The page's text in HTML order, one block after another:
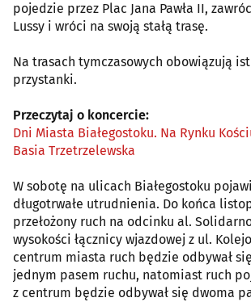
pojedzie przez Plac Jana Pawła II,
Lussy i wróci na swoją stałą trasę.
Na trasach tymczasowych obowiązują
przystanki.
Przeczytaj o koncercie:
Dni Miasta Białegostoku. Na Rynku
Basia Trzetrzelewska
W sobotę na ulicach Białegostoku
długotrwałe utrudnienia. Do końca
przełożony ruch na odcinku al.
wysokości łącznicy wjazdowej z ul.
centrum miasta ruch będzie odbywał
jednym pasem ruchu, natomiast ruch
z centrum będzie odbywał się dwoma